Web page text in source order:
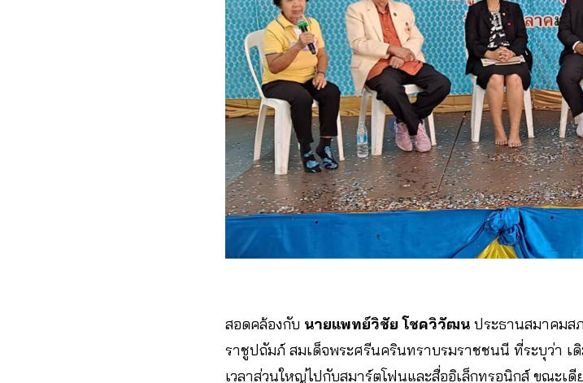
สอดคล้องกับ นายแพทย์วิชัย โชควิวัฒน ประธานสมาคมส
ราชูปถัมภ์ สมเด็จพระศรีนครินทราบรมราชชนนี ที่ระบุว่า เ
เวลาส่วนใหญ่ไปกับสมาร์ตโฟนและสื่ออิเล็กทรอนิกส์ ขณะเ